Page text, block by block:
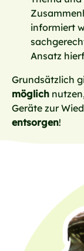
informiert
Ansatz
Grundsätzlich
möglich nutzen,
Geräte zur
entsorgen!